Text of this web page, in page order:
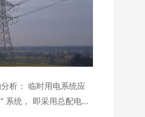
系统应
系统， 即采用总配电